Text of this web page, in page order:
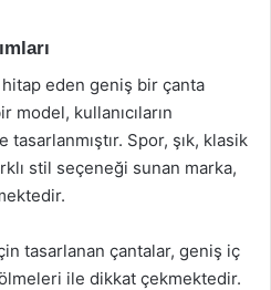
eden geniş bir çanta
kullanıcıların
tasarlanmıştır. Spor, şık, klasik
stil seçeneği sunan marka,
tasarlanan çantalar, geniş iç
ile dikkat çekmektedir.